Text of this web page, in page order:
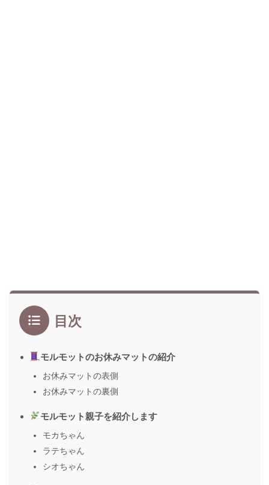
目次
モルモットのお休みマットの紹介
お休みマットの表側
お休みマットの裏側
モルモット親子を紹介します
モカちゃん
ラテちゃん
シオちゃん